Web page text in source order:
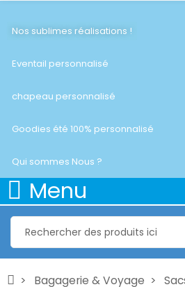
Nos sublimes réalisations !
Eventail personnalisé
chapeau personnalisé
Goodies été 100% personnalisé
Qui sommes Nous ?
Menu
Bagagerie & Voyage